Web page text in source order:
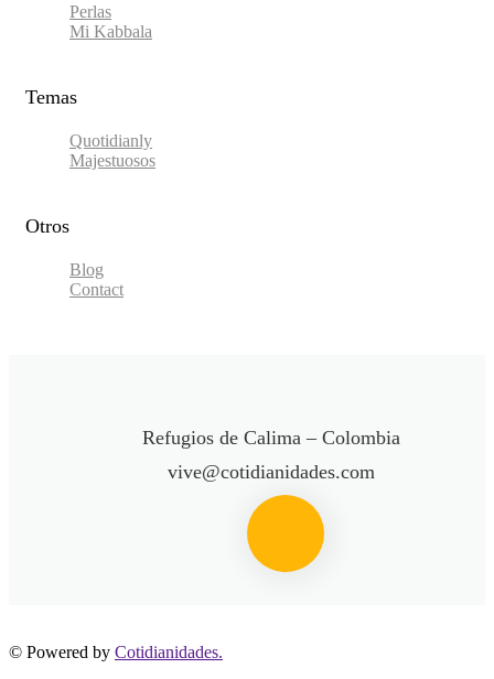
Perlas
Mi Kabbala
Temas
Quotidianly
Majestuosos
Otros
Blog
Contact
Refugios de Calima – Colombia
vive@cotidianidades.com
© Powered by Cotidianidades.